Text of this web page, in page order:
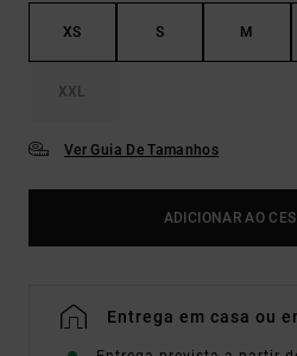
XS S M
XXL
Ver Guia De Tamanhos
ADICIONAR AO
Entrega em casa ou